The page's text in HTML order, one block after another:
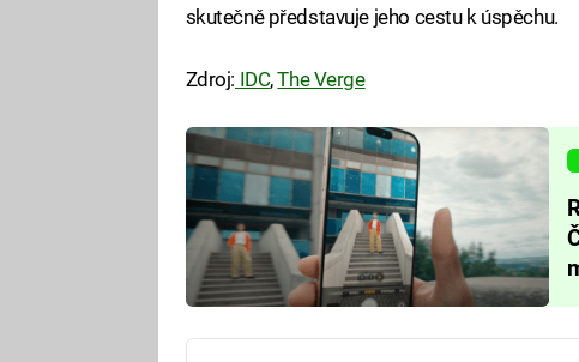
skutečně představuje jeho cestu k úspěchu.
Zdroj: IDC,The Verge